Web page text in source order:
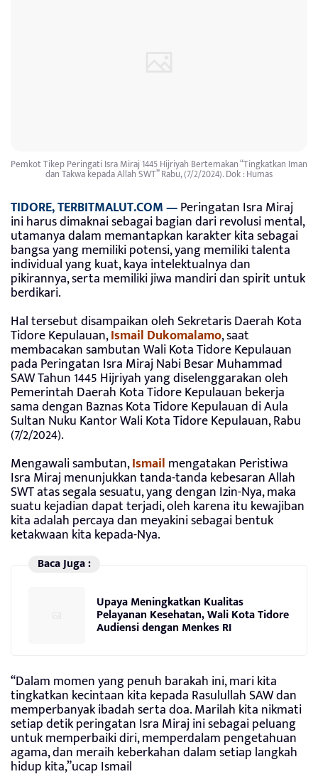
Pemkot Tikep Peringati Isra Miraj 1445 Hijriyah Bertemakan “Tingkatkan Iman
dan Takwa kepada Allah SWT” Rabu, (7/2/2024). Dok : Humas
TIDORE, TERBITMALUT.COM—Peringatan Isra Miraj
ini harus dimaknai sebagai bagian dari revolusi mental,
utamanya dalam memantapkan karakter kita sebagai
bangsa yang memiliki potensi, yang memiliki talenta
individual yang kuat, kaya intelektualnya dan
pikirannya, serta memiliki jiwa mandiri dan spirit untuk
berdikari.
Hal tersebut disampaikan oleh Sekretaris Daerah Kota
Tidore Kepulauan,Ismail Dukomalamo, saat
membacakan sambutan Wali Kota Tidore Kepulauan
pada Peringatan Isra Miraj Nabi Besar Muhammad
SAW Tahun 1445 Hijriyah yang diselenggarakan oleh
Pemerintah Daerah Kota Tidore Kepulauan bekerja
sama dengan Baznas Kota Tidore Kepulauan di Aula
Sultan Nuku Kantor Wali Kota Tidore Kepulauan, Rabu
(7/2/2024).
Mengawali sambutan,Ismail mengatakan Peristiwa
Isra Miraj menunjukkan tanda-tanda kebesaran Allah
SWT atas segala sesuatu, yang dengan Izin-Nya, maka
suatu kejadian dapat terjadi, oleh karena itu kewajiban
kita adalah percaya dan meyakini sebagai bentuk
ketakwaan kita kepada-Nya.
Baca Juga :
Upaya Meningkatkan Kualitas
Pelayanan Kesehatan, Wali Kota Tidore
Audiensi dengan Menkes RI
“Dalam momen yang penuh barakah ini, mari kita
tingkatkan kecintaan kita kepada Rasulullah SAW dan
memperbanyak ibadah serta doa. Marilah kita nikmati
setiap detik peringatan Isra Miraj ini sebagai peluang
untuk memperbaiki diri, memperdalam pengetahuan
agama, dan meraih keberkahan dalam setiap langkah
hidup kita,”ucap Ismail